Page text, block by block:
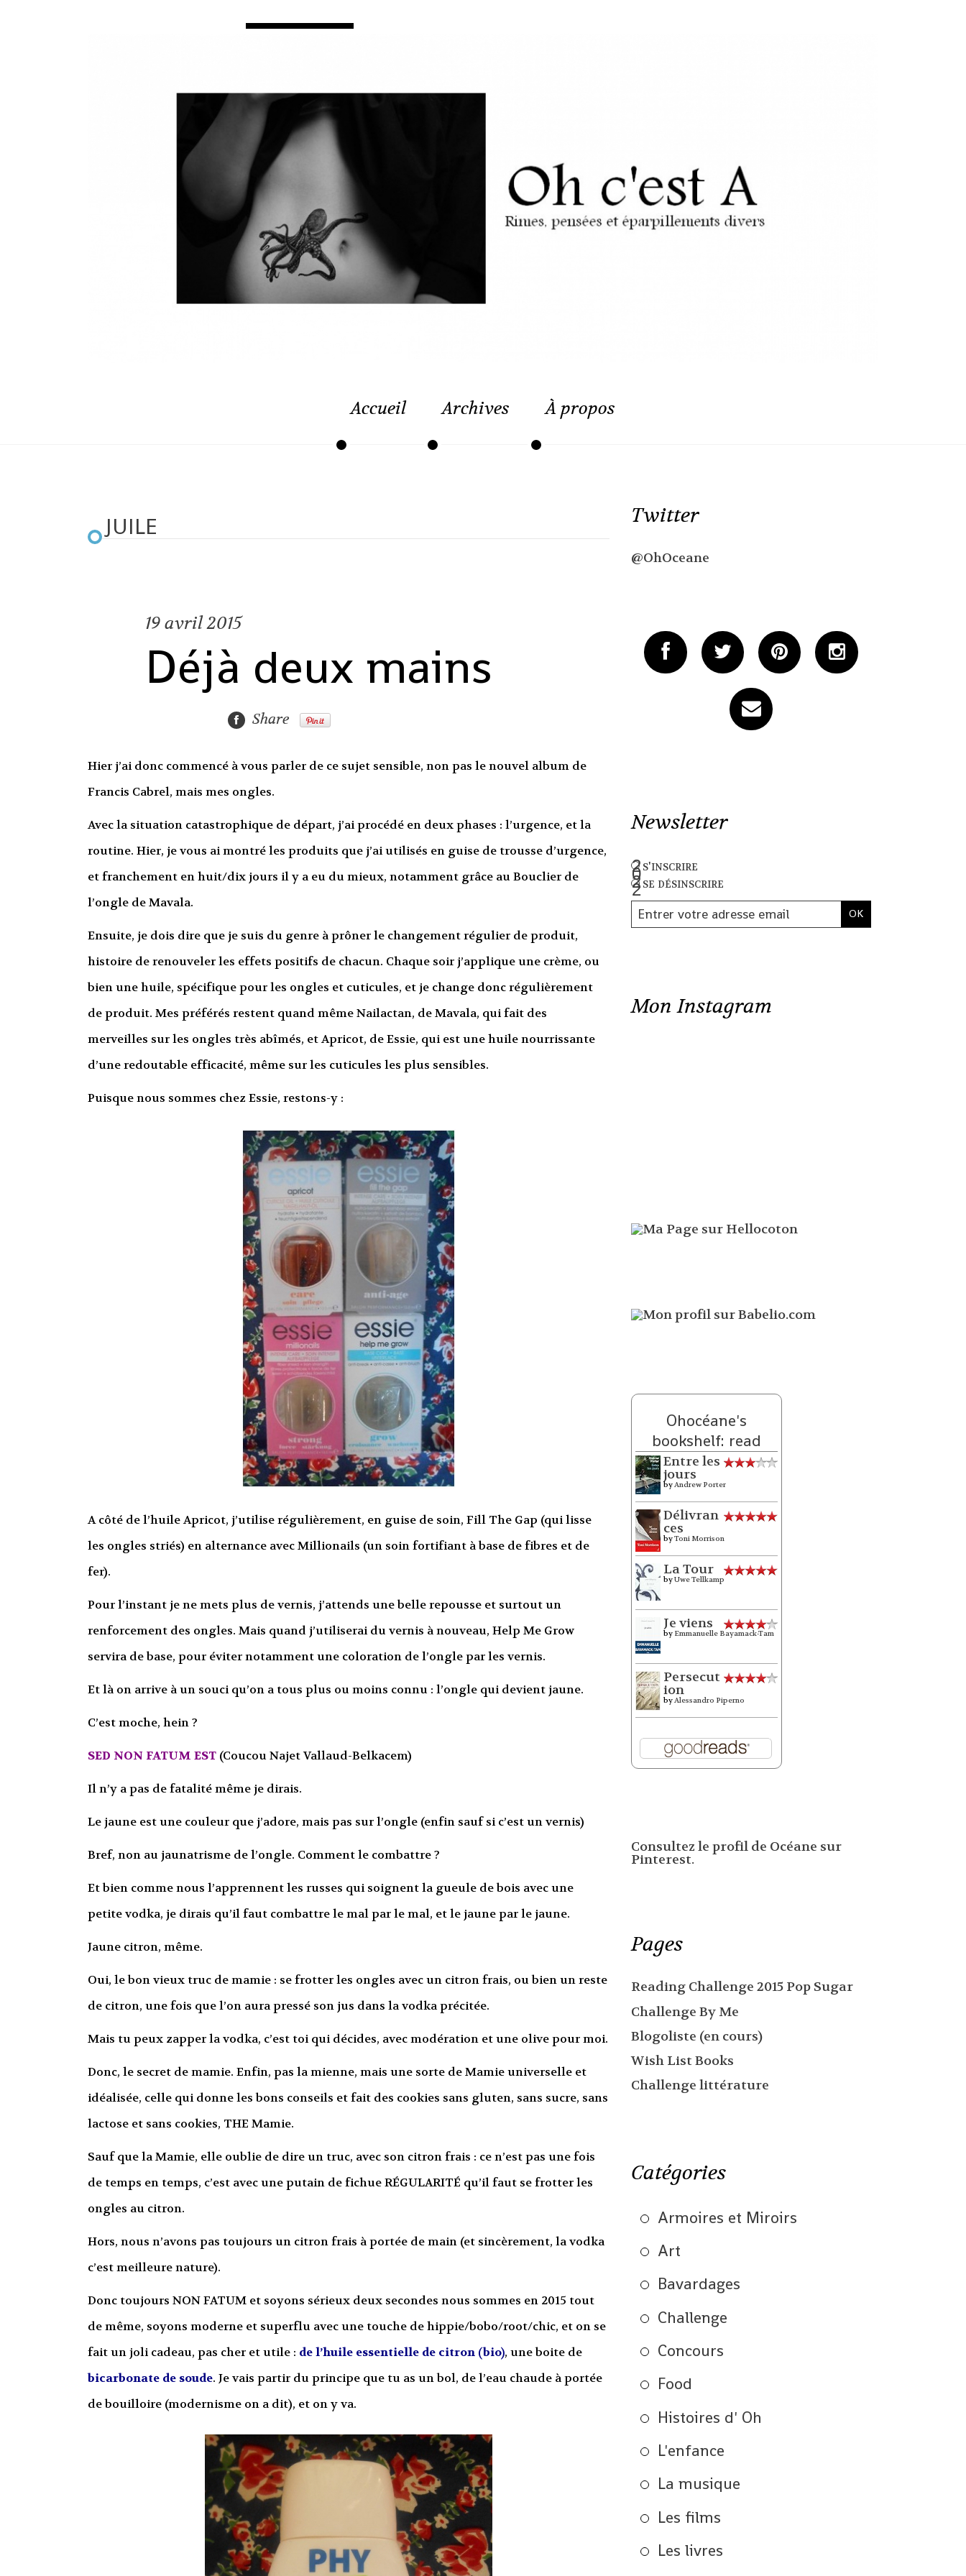
Accueil Archives À propos
JUILE
19 avril 2015
Déjà deux mains
Share
Hier j’ai donc commencé à vous parler de ce sujet sensible, non pas le nouvel album de
Francis Cabrel, mais mes ongles.
Avec la situation catastrophique de départ, j’ai procédé en deux phases : l’urgence, et la
routine. Hier, je vous ai montré les produits que j’ai utilisés en guise de trousse d’urgence,
et franchement en huit/dix jours il y a eu du mieux, notamment grâce au Bouclier de
l’ongle de Mavala.
Ensuite, je dois dire que je suis du genre à prôner le changement régulier de produit,
histoire de renouveler les effets positifs de chacun. Chaque soir j’applique une crème, ou
bien une huile, spécifique pour les ongles et cuticules, et je change donc régulièrement
de produit. Mes préférés restent quand même Nailactan, de Mavala, qui fait des
merveilles sur les ongles très abîmés, et Apricot, de Essie, qui est une huile nourrissante
d’une redoutable efficacité, même sur les cuticules les plus sensibles.
Puisque nous sommes chez Essie, restons-y :
A côté de l’huile Apricot, j’utilise régulièrement, en guise de soin, Fill The Gap (qui lisse
les ongles striés) en alternance avec Millionails (un soin fortifiant à base de fibres et de
fer).
Pour l’instant je ne mets plus de vernis, j’attends une belle repousse et surtout un
renforcement des ongles. Mais quand j’utiliserai du vernis à nouveau, Help Me Grow
servira de base, pour éviter notamment une coloration de l’ongle par les vernis.
Et là on arrive à un souci qu’on a tous plus ou moins connu : l’ongle qui devient jaune.
C’est moche, hein ?
SED NON FATUM EST(Coucou Najet Vallaud-Belkacem)
Il n’y a pas de fatalité même je dirais.
Le jaune est une couleur que j’adore, mais pas sur l’ongle (enfin sauf si c’est un vernis)
Bref, non au jaunatrisme de l’ongle. Comment le combattre ?
Et bien comme nous l’apprennent les russes qui soignent la gueule de bois avec une
petite vodka, je dirais qu’il faut combattre le mal par le mal, et le jaune par le jaune.
Jaune citron, même.
Oui, le bon vieux truc de mamie : se frotter les ongles avec un citron frais, ou bien un reste
de citron, une fois que l’on aura pressé son jus dans la vodka précitée.
Mais tu peux zapper la vodka, c’est toi qui décides, avec modération et une olive pour moi.
Donc, le secret de mamie. Enfin, pas la mienne, mais une sorte de Mamie universelle et
idéalisée, celle qui donne les bons conseils et fait des cookies sans gluten, sans sucre, sans
lactose et sans cookies, THE Mamie.
Sauf que la Mamie, elle oublie de dire un truc, avec son citron frais : ce n’est pas une fois
de temps en temps, c’est avec une putain de fichue RÉGULARITÉ qu’il faut se frotter les
ongles au citron.
Hors, nous n’avons pas toujours un citron frais à portée de main (et sincèrement, la vodka
c’est meilleure nature).
Donc toujours NON FATUM et soyons sérieux deux secondes nous sommes en 2015 tout
de même, soyons moderne et superflu avec une touche de hippie/bobo/root/chic, et on se
fait un joli cadeau, pas cher et utile : de l’huile essentielle de citron (bio), une boite de
bicarbonate de soude. Je vais partir du principe que tu as un bol, de l’eau chaude à portée
de bouilloire (modernisme on a dit), et on y va.
Twitter
@OhOceane
Newsletter
s'inscrire
se désinscrire
Mon Instagram
Ohocéane's
bookshelf: read
Entre les
jours
byAndrew Porter
Délivran
ces
byToni Morrison
La Tour
byUwe Tellkamp
Je viens
by Emmanuelle Bayamack-Tam
Persecut
ion
byAlessandro Piperno
Consultez le profil de Océane sur
Pinterest.
Pages
Reading Challenge 2015 Pop Sugar
Challenge By Me
Blogoliste (en cours)
Wish List Books
Challenge littérature
Catégories
Armoires et Miroirs
Art
Bavardages
Challenge
Concours
Food
Histoires d' Oh
L'enfance
La musique
Les films
Les livres